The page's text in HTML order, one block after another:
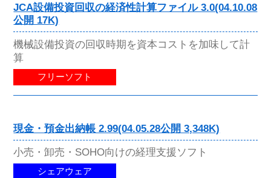
JCA設備投資回収の経済性計算ファイル 3.0(04.10.08
公開 17K)
機械設備投資の回収時期を資本コストを加味して計
算
フリーソフト
現金・預金出納帳 2.99(04.05.28公開 3,348K)
小売・卸売・SOHO向けの経理支援ソフト
シェアウェア